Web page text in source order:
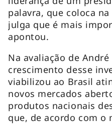
palavra, que coloca
julga que é mais
apontou.
Na avaliação de
crescimento desse
viabilizou ao Brasil
novos mercados
produtos nacionais
que, de acordo com